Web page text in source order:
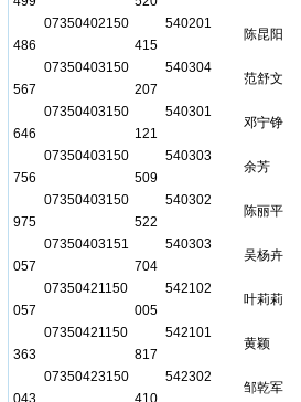
07350402150
486
540201
415
陈昆阳
07350403150
567
540304
207
范舒文
07350403150
646
540301
121
邓宁铮
07350403150
756
540303
509
余芳
07350403150
975
540302
522
陈丽平
07350403151
057
540303
704
吴杨卉
07350421150
057
542102
005
叶莉莉
07350421150
363
542101
817
黄颖
07350423150
043
542302
410
邹乾军